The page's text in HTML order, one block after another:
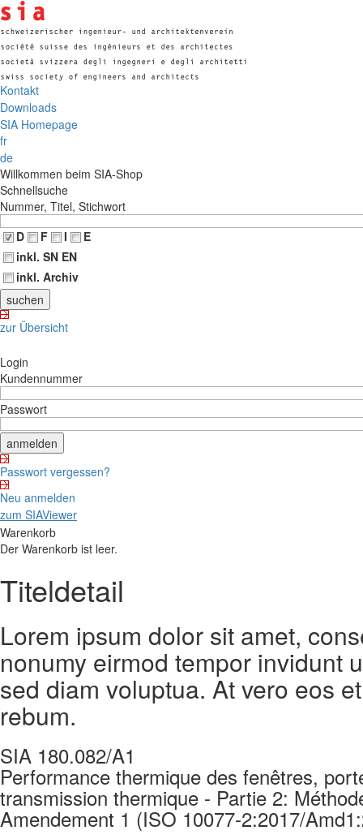
Kontakt
Downloads
SIA Homepage
fr
de
Willkommen beim SIA-Shop
Schnellsuche
Nummer, Titel, Stichwort
D
F I
E
inkl. SN EN
inkl. Archiv
zur Übersicht
Login
Kundennummer
Passwort
Passwort vergessen?
Neu anmelden
zum SIAViewer
Warenkorb
Der Warenkorb ist leer.
Titeldetail
Lorem ipsum dolor sit amet,
nonumy eirmod tempor invidunt
sed diam voluptua. At vero eos
rebum.
SIA 180.082/A1
Performance thermique des fenêtres,
transmission thermique - Partie 2:
Amendement 1 (ISO 10077-2:2017/